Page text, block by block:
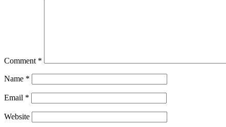
Comment *
Name *
Email *
Website